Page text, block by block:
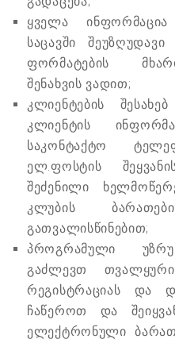
ყველა
საცავში
ფორმატების
შენახვის ვადით;
კლიენტების
კლიენტის
საკონტაქტო
ელ.ფოსტის
შეძენილი
კლუბის
გათვალისწინებით;
პროგრამული
გაძლევთ
რეგისტრაციას და
ჩაწეროთ და
ელექტრონული